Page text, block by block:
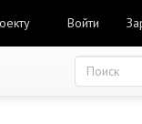
Войти